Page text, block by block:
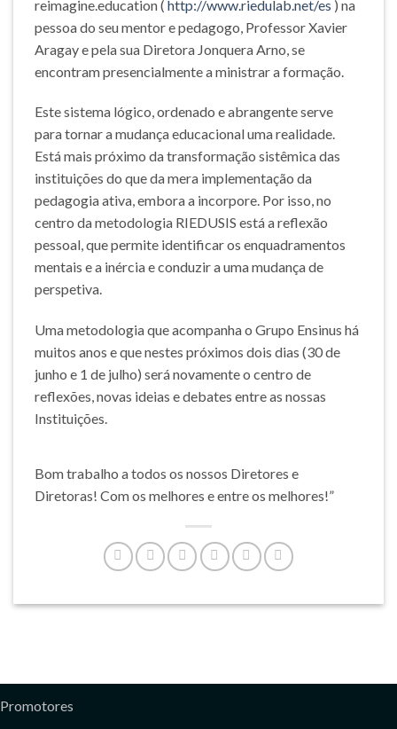
reimagine.education ( http://www.riedulab.net/es ) na
pessoa do seu mentor e pedagogo, Professor Xavier
Aragay e pela sua Diretora Jonquera Arno, se
encontram presencialmente a ministrar a formação.
Este sistema lógico, ordenado e abrangente serve
para tornar a mudança educacional uma realidade.
Está mais próximo da transformação sistêmica das
instituições do que da mera implementação da
pedagogia ativa, embora a incorpore. Por isso, no
centro da metodologia RIEDUSIS está a reflexão
pessoal, que permite identificar os enquadramentos
mentais e a inércia e conduzir a uma mudança de
perspetiva.
Uma metodologia que acompanha o Grupo Ensinus há
muitos anos e que nestes próximos dois dias (30 de
junho e 1 de julho) será novamente o centro de
reflexões, novas ideias e debates entre as nossas
Instituições.
Bom trabalho a todos os nossos Diretores e
Diretoras! Com os melhores e entre os melhores!”
Promotores